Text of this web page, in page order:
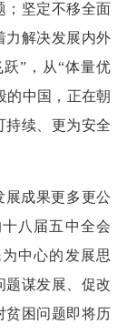
；坚定不移全面
力解决发展内外
”，从“体量优
的中国，正在朝
持续、更为安全
展成果更多更公
八届五中全会
中心的发展思
题谋发展、促改
困问题即将历